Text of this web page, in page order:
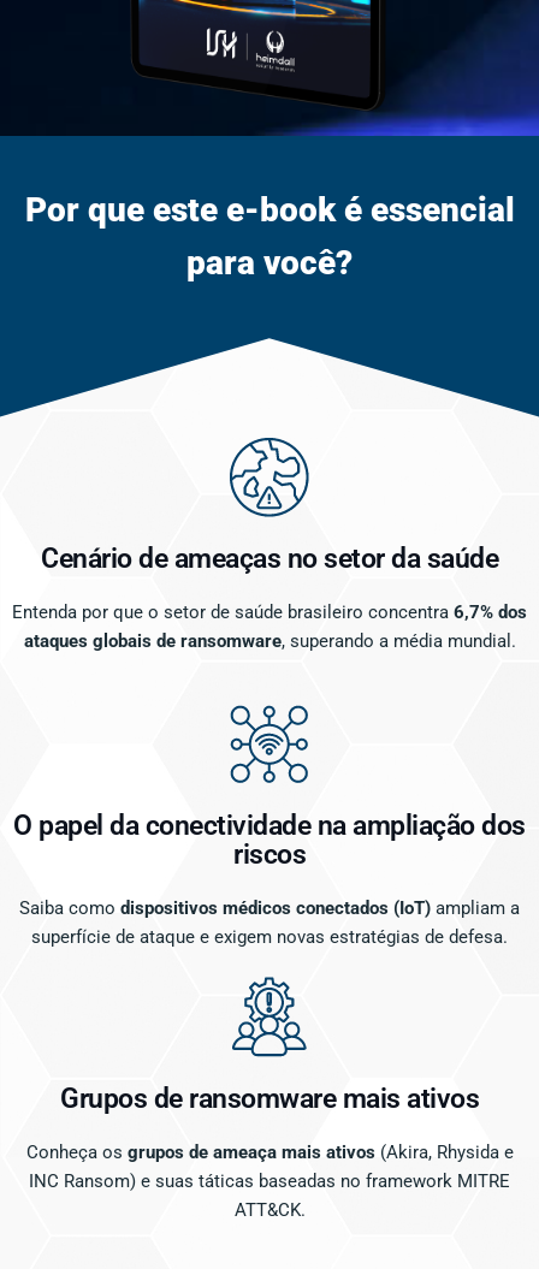
Por que este e-book é essencial
para você?
Cenário de ameaças no setor da saúde
Entenda por que o setor de saúde brasileiro concentra 6,7% dos
ataques globais de ransomware, superando a média mundial.
O papel da conectividade na ampliação dos
riscos
Saiba como dispositivos médicos conectados (IoT) ampliam a
superfície de ataque e exigem novas estratégias de defesa.
Grupos de ransomware mais ativos
Conheça os grupos de ameaça mais ativos(Akira, Rhysida e
INC Ransom) e suas táticas baseadas no framework MITRE
ATT&CK.